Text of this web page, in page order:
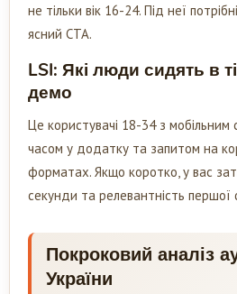
не тільки вік 16-24. Під неї
ясний CTA.
LSI: Які люди сидять в
демо
Це користувачі 18-34 з мобільним
часом у додатку та запитом на
форматах. Якщо коротко, у вас
секунди та релевантність першої
Покроковий аналіз
України